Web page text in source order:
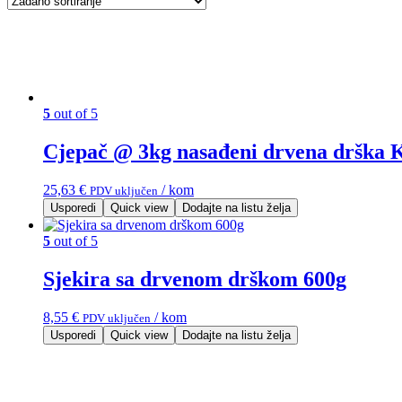
5 out of 5
Cjepač @ 3kg nasađeni drvena drška
25,63 € PDV uključen / kom
Usporedi Quick view Dodajte na listu želja
5 out of 5
Sjekira sa drvenom drškom 600g
8,55 € PDV uključen / kom
Usporedi Quick view Dodajte na listu želja